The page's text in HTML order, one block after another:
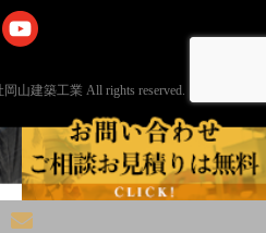
山建築工業 All rights reserved.